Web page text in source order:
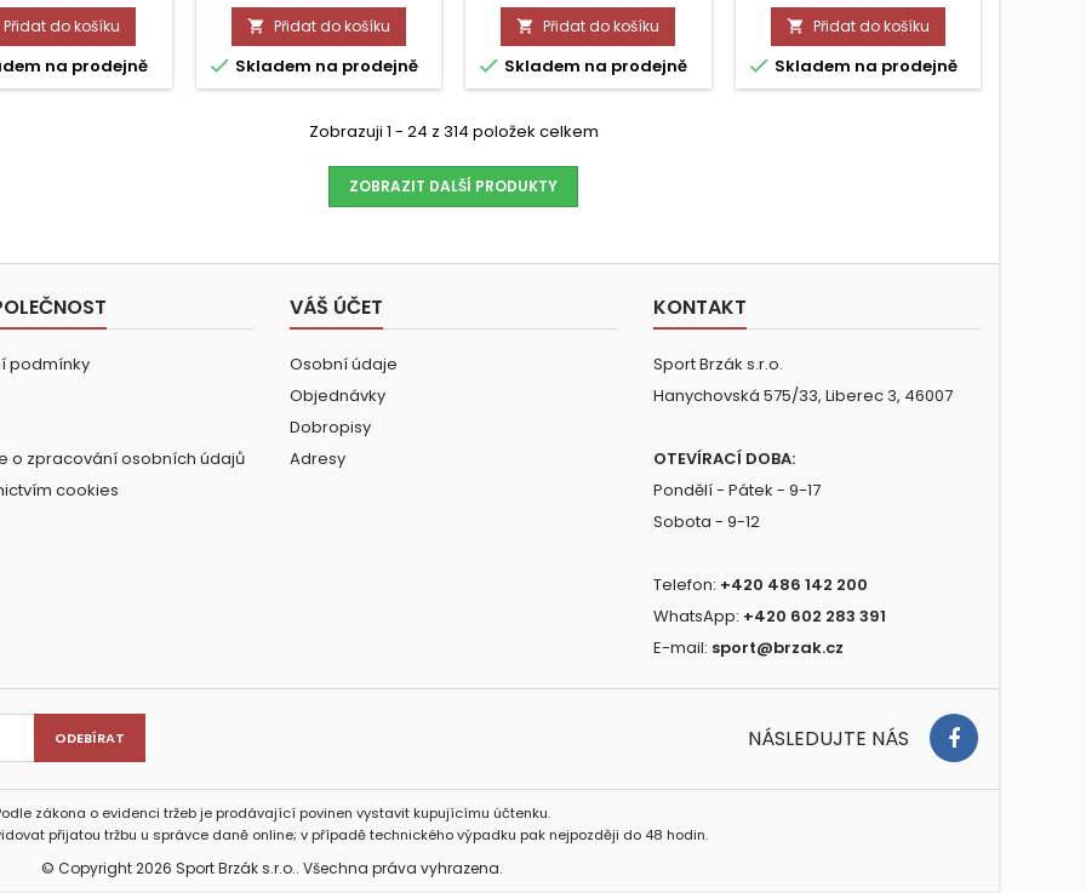
Přidat do košíku
na prodejně
 Přidat do košíku
 Skladem na prodejně
 Přidat do košíku
 Skladem na prodejně
 Přidat do košíku
 Skladem na prodejně
Zobrazuji 1 - 24 z 314 položek celkem
ZOBRAZIT DALŠÍ PRODUKTY
podmínky
o zpracování osobních údajů
cookies
VÁŠ ÚČET
Osobní údaje
Objednávky
Dobropisy
Adresy
KONTAKT
Sport Brzák s.r.o.
Hanychovská 575/33, Liberec 3, 46007
OTEVÍRACÍ DOBA:
Pondělí - Pátek - 9-17
Sobota - 9-12
Telefon: +420 486 142 200
WhatsApp: +420 602 283 391
E-mail: sport@brzak.cz
NÁSLEDUJTE NÁS
zákona o evidenci tržeb je prodávající povinen vystavit kupujícímu účtenku.
přijatou tržbu u správce daně online; v případě technického výpadku pak nejpozději do 48 hodin.
© Copyright 2026 Sport Brzák s.r.o.. Všechna práva vyhrazena.